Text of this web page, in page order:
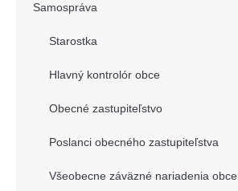
Samospráva
Starostka
Hlavný kontrolór obce
Obecné zastupiteľstvo
Poslanci obecného zastupiteľstva
Všeobecne záväzné nariadenia obce